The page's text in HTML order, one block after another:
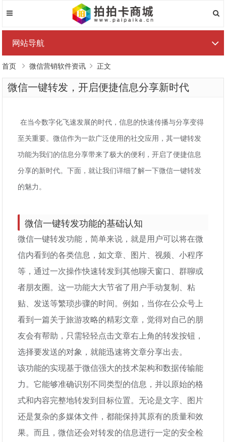
网站导航
首页 微信营销软件资讯 正文
微信一键转发，开启便捷信息分享新时代
在当今数字化飞速发展的时代，信息的快速传播与分享变得
至关重要。微信作为一款广泛使用的社交应用，其一键转发
功能为我们的信息分享带来了极大的便利，开启了便捷信息
分享的新时代。下面，就让我们详细了解一下微信一键转发
的魅力。
微信一键转发功能的基础认知
微信一键转发功能，简单来说，就是用户可以将在微
信内看到的各类信息，如文章、图片、视频、小程序
等，通过一次操作快速转发到其他聊天窗口、群聊或
者朋友圈。这一功能大大节省了用户手动复制、粘
贴、发送等繁琐步骤的时间。例如，当你在公众号上
看到一篇关于旅游攻略的精彩文章，觉得对自己的朋
友会有帮助，只需轻轻点击文章右上角的转发按钮，
选择要发送的对象，就能迅速将文章分享出去。
该功能的实现基于微信强大的技术架构和数据传输能
力。它能够准确识别不同类型的信息，并以原始的格
式和内容完整地转发到目标位置。无论是文字、图片
还是复杂的多媒体文件，都能保持其原有的质量和效
果。而且，微信还会对转发的信息进行一定的安全检